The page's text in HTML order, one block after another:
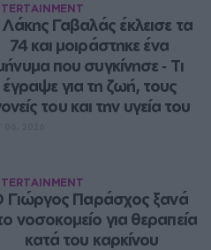
Γαβαλάς έκλεισε τα
74 και μοιράστηκε ένα
που συγκίνησε ‑ Τι
έγραψε για τη ζωή, τους
του και την υγεία του
Γιώργος Παράσχος ξανά
νοσοκομείο για θεραπεία
κατά του καρκίνου